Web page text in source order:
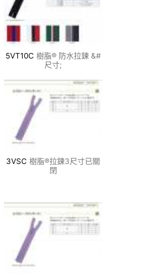
5VT10C 樹脂® 防水拉鍊 &#
尺寸;
3VSC 樹脂®拉鍊3尺寸已關
閉